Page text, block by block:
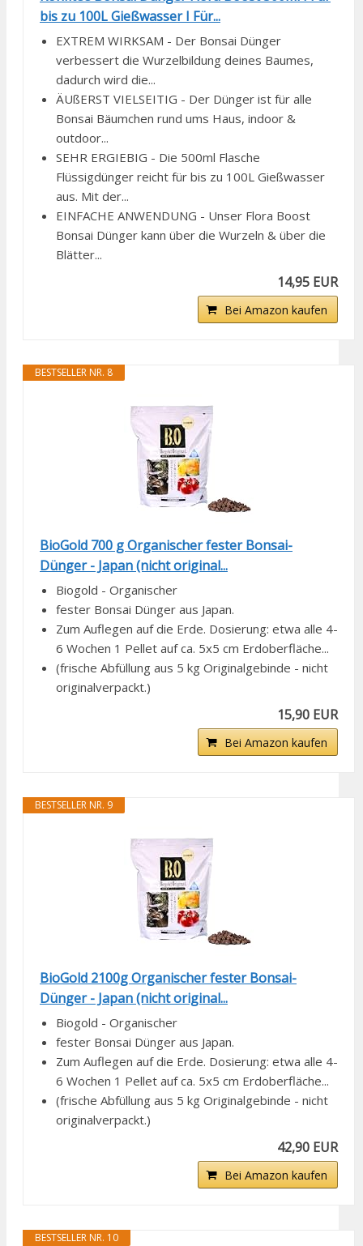
bis zu 100L Gießwasser I Für...
EXTREM WIRKSAM - Der Bonsai Dünger
verbessert die Wurzelbildung deines Baumes,
dadurch wird die...
ÄUßERST VIELSEITIG - Der Dünger ist für alle
Bonsai Bäumchen rund ums Haus, indoor &
outdoor...
SEHR ERGIEBIG - Die 500ml Flasche
Flüssigdünger reicht für bis zu 100L Gießwasser
aus. Mit der...
EINFACHE ANWENDUNG - Unser Flora Boost
Bonsai Dünger kann über die Wurzeln & über die
Blätter...
14,95 EUR
Bei Amazon kaufen
BESTSELLER NR. 8
BioGold 700 g Organischer fester Bonsai-
Dünger - Japan (nicht original...
Biogold - Organischer
fester Bonsai Dünger aus Japan.
Zum Auflegen auf die Erde. Dosierung: etwa alle 4-
6 Wochen 1 Pellet auf ca. 5x5 cm Erdoberfläche...
(frische Abfüllung aus 5 kg Originalgebinde - nicht
originalverpackt.)
15,90 EUR
Bei Amazon kaufen
BESTSELLER NR. 9
BioGold 2100g Organischer fester Bonsai-
Dünger - Japan (nicht original...
Biogold - Organischer
fester Bonsai Dünger aus Japan.
Zum Auflegen auf die Erde. Dosierung: etwa alle 4-
6 Wochen 1 Pellet auf ca. 5x5 cm Erdoberfläche...
(frische Abfüllung aus 5 kg Originalgebinde - nicht
originalverpackt.)
42,90 EUR
Bei Amazon kaufen
BESTSELLER NR. 10